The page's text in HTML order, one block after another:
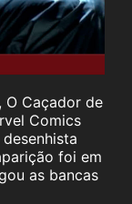
O Caçador de
Comics
foi em
as bancas